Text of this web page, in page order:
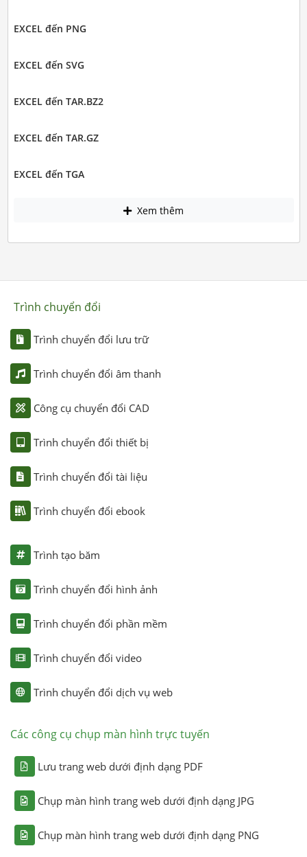
EXCEL đến PNG
EXCEL đến SVG
EXCEL đến TAR.BZ2
EXCEL đến TAR.GZ
EXCEL đến TGA
Xem thêm
Trình chuyển đổi
Trình chuyển đổi lưu trữ
Trình chuyển đổi âm thanh
Công cụ chuyển đổi CAD
Trình chuyển đổi thiết bị
Trình chuyển đổi tài liệu
Trình chuyển đổi ebook
Trình tạo băm
Trình chuyển đổi hình ảnh
Trình chuyển đổi phần mềm
Trình chuyển đổi video
Trình chuyển đổi dịch vụ web
Các công cụ chụp màn hình trực tuyến
Lưu trang web dưới định dạng PDF
Chụp màn hình trang web dưới định dạng JPG
Chụp màn hình trang web dưới định dạng PNG